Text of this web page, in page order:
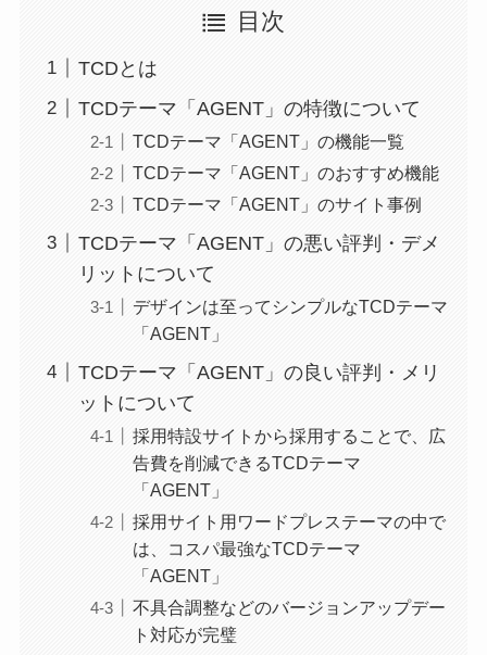
目次
TCDとは
TCDテーマ「AGENT」の特徴について
TCDテーマ「AGENT」の機能一覧
TCDテーマ「AGENT」のおすすめ機能
TCDテーマ「AGENT」のサイト事例
TCDテーマ「AGENT」の悪い評判・デメ
リットについて
デザインは至ってシンプルなTCDテーマ
「AGENT」
TCDテーマ「AGENT」の良い評判・メリ
ットについて
採用特設サイトから採用することで、広
告費を削減できるTCDテーマ
「AGENT」
採用サイト用ワードプレステーマの中で
は、コスパ最強なTCDテーマ
「AGENT」
不具合調整などのバージョンアップデー
ト対応が完璧